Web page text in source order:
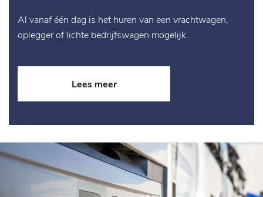
Al vanaf één dag is het huren van een vrachtwagen,
oplegger of lichte bedrijfswagen mogelijk.
Lees meer